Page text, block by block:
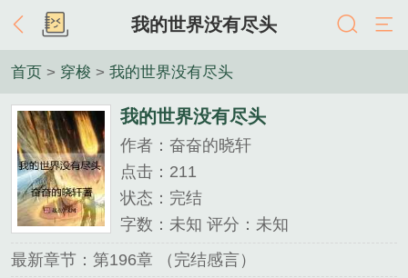
我的世界没有尽头
首页 > 穿梭 > 我的世界没有尽头
我的世界没有尽头
作者：奋奋的晓轩
点击：211
状态：完结
字数：未知 评分：未知
最新章节：第196章 （完结感言）